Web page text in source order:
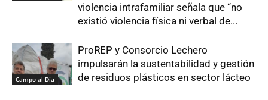
violencia intrafamiliar señala que “no
existió violencia física ni verbal de...
Campo al Día
ProREP y Consorcio Lechero
impulsarán la sustentabilidad y gestión
de residuos plásticos en sector lácteo